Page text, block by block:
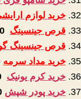
خرید لوازم
قرص جینسینگ
قرص جینسینگ
خرید مداد سرمه
خرید کرم یونیک
خرید پودر شپش